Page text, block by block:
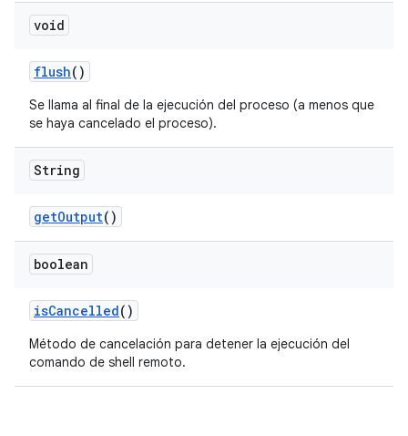
void
flush()
Se llama al final de la ejecución del proceso (a menos que
se haya cancelado el proceso).
String
getOutput()
boolean
isCancelled()
Método de cancelación para detener la ejecución del
comando de shell remoto.